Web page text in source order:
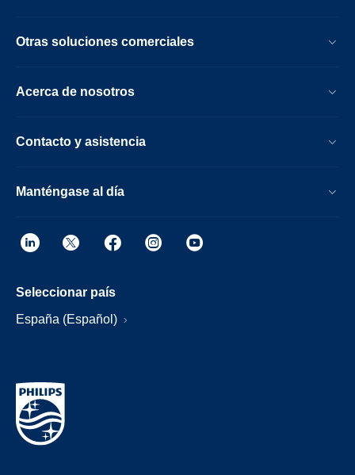
Otras soluciones comerciales
Acerca de nosotros
Contacto y asistencia
Manténgase al día
Seleccionar país
España (Español)